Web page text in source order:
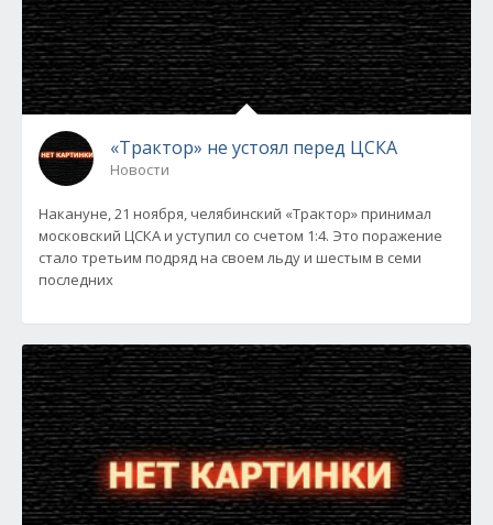
«Трактор» не устоял перед ЦСКА
Новости
Накануне, 21 ноября, челябинский «Трактор» принимал
московский ЦСКА и уступил со счетом 1:4. Это поражение
стало третьим подряд на своем льду и шестым в семи
последних